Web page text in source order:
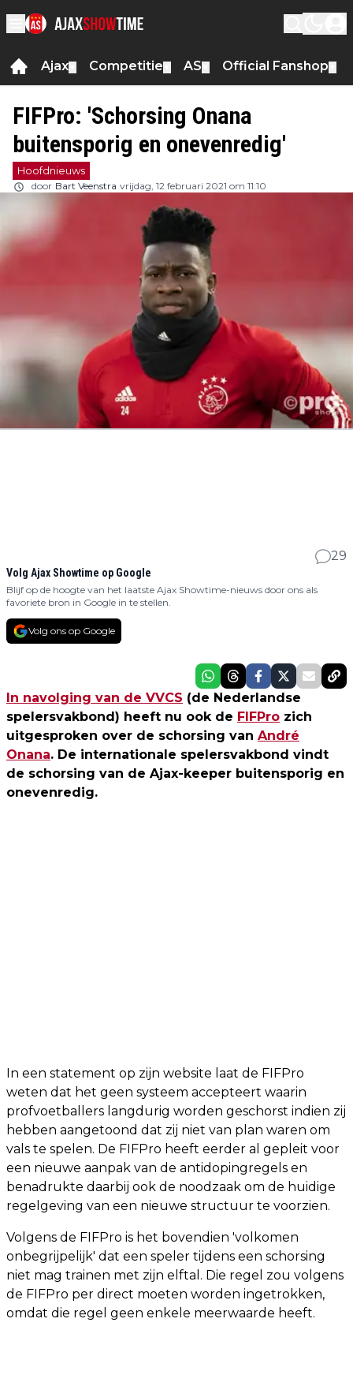
Ajax Competitie AS Official Fanshop
FIFPro: 'Schorsing Onana
buitensporig en onevenredig'
Hoofdnieuws
door Bart Veenstra vrijdag, 12 februari 2021 om 11:10
29
Volg Ajax Showtime op Google
Blijf op de hoogte van het laatste Ajax Showtime-nieuws door ons als
favoriete bron in Google in te stellen.
Volg ons op Google
In navolging van de VVCS (de Nederlandse
spelersvakbond) heeft nu ook de FIFPro zich
uitgesproken over de schorsing van André
Onana. De internationale spelersvakbond vindt
de schorsing van de Ajax-keeper buitensporig en
onevenredig.
In een statement op zijn website laat de FIFPro
weten dat het geen systeem accepteert waarin
profvoetballers langdurig worden geschorst indien zij
hebben aangetoond dat zij niet van plan waren om
vals te spelen. De FIFPro heeft eerder al gepleit voor
een nieuwe aanpak van de antidopingregels en
benadrukte daarbij ook de noodzaak om de huidige
regelgeving van een nieuwe structuur te voorzien.
Volgens de FIFPro is het bovendien 'volkomen
onbegrijpelijk' dat een speler tijdens een schorsing
niet mag trainen met zijn elftal. Die regel zou volgens
de FIFPro per direct moeten worden ingetrokken,
omdat die regel geen enkele meerwaarde heeft.